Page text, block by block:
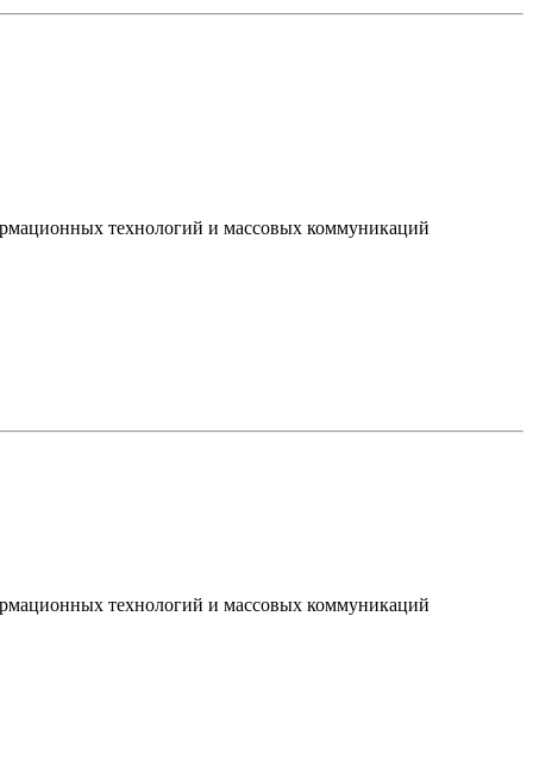
технологий и массовых коммуникаций
технологий и массовых коммуникаций